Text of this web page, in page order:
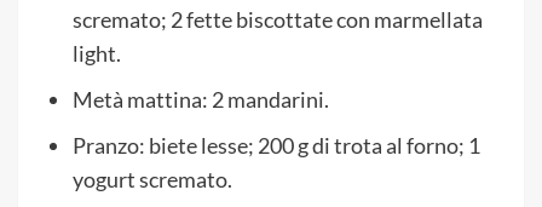
scremato; 2 fette biscottate con marmellata
light.
Metà mattina: 2 mandarini.
Pranzo: biete lesse; 200 g di trota al forno; 1
yogurt scremato.